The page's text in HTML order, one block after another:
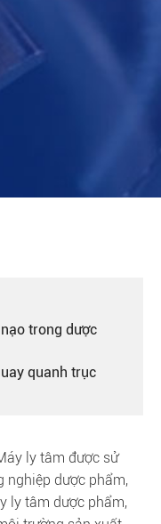
trong dược
quanh trục
ly tâm được sử
nghiệp dược phẩm,
ly tâm dược phẩm,